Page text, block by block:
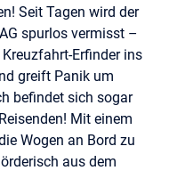
Seit Tagen wird der
spurlos vermisst –
Erfinder ins
greift Panik um
befindet sich sogar
Mit einem
Wogen an Bord zu
aus dem